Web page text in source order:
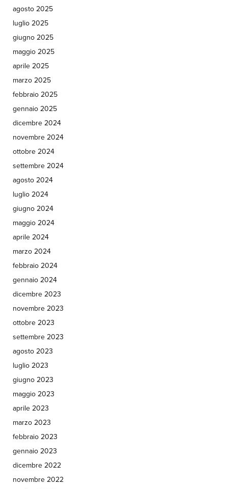
agosto 2025
luglio 2025
giugno 2025
maggio 2025
aprile 2025
marzo 2025
febbraio 2025
gennaio 2025
dicembre 2024
novembre 2024
ottobre 2024
settembre 2024
agosto 2024
luglio 2024
giugno 2024
maggio 2024
aprile 2024
marzo 2024
febbraio 2024
gennaio 2024
dicembre 2023
novembre 2023
ottobre 2023
settembre 2023
agosto 2023
luglio 2023
giugno 2023
maggio 2023
aprile 2023
marzo 2023
febbraio 2023
gennaio 2023
dicembre 2022
novembre 2022